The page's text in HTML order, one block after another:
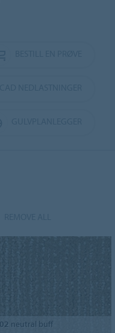
neutral buff